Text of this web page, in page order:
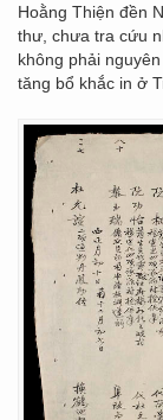
Hoằng Thiện đền
thư, chưa tra cứu
không phải
tăng bổ khắc in ở